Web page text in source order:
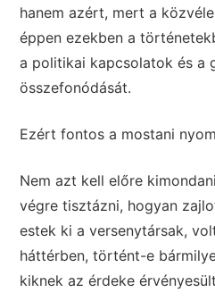
hanem azért, mert a
éppen ezekben a
a politikai kapcsolatok és a
összefonódását.
Ezért fontos a mostani
Nem azt kell előre
végre tisztázni, hogyan
estek ki a versenytársak,
háttérben, történt-e
kiknek az érdeke